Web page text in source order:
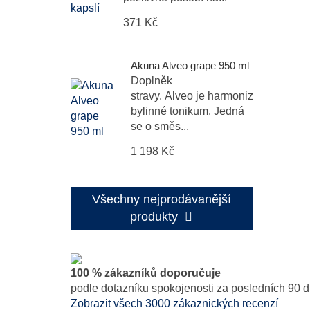
371 Kč
Akuna Alveo grape 950 ml
Doplněk
stravy. Alveo je harmonizační
bylinné tonikum. Jedná
se o směs...
1 198 Kč
Všechny nejprodávanější
produkty
100 % zákazníků doporučuje
podle dotazníku spokojenosti za posledních 90
Zobrazit všech 3000 zákaznických recenzí